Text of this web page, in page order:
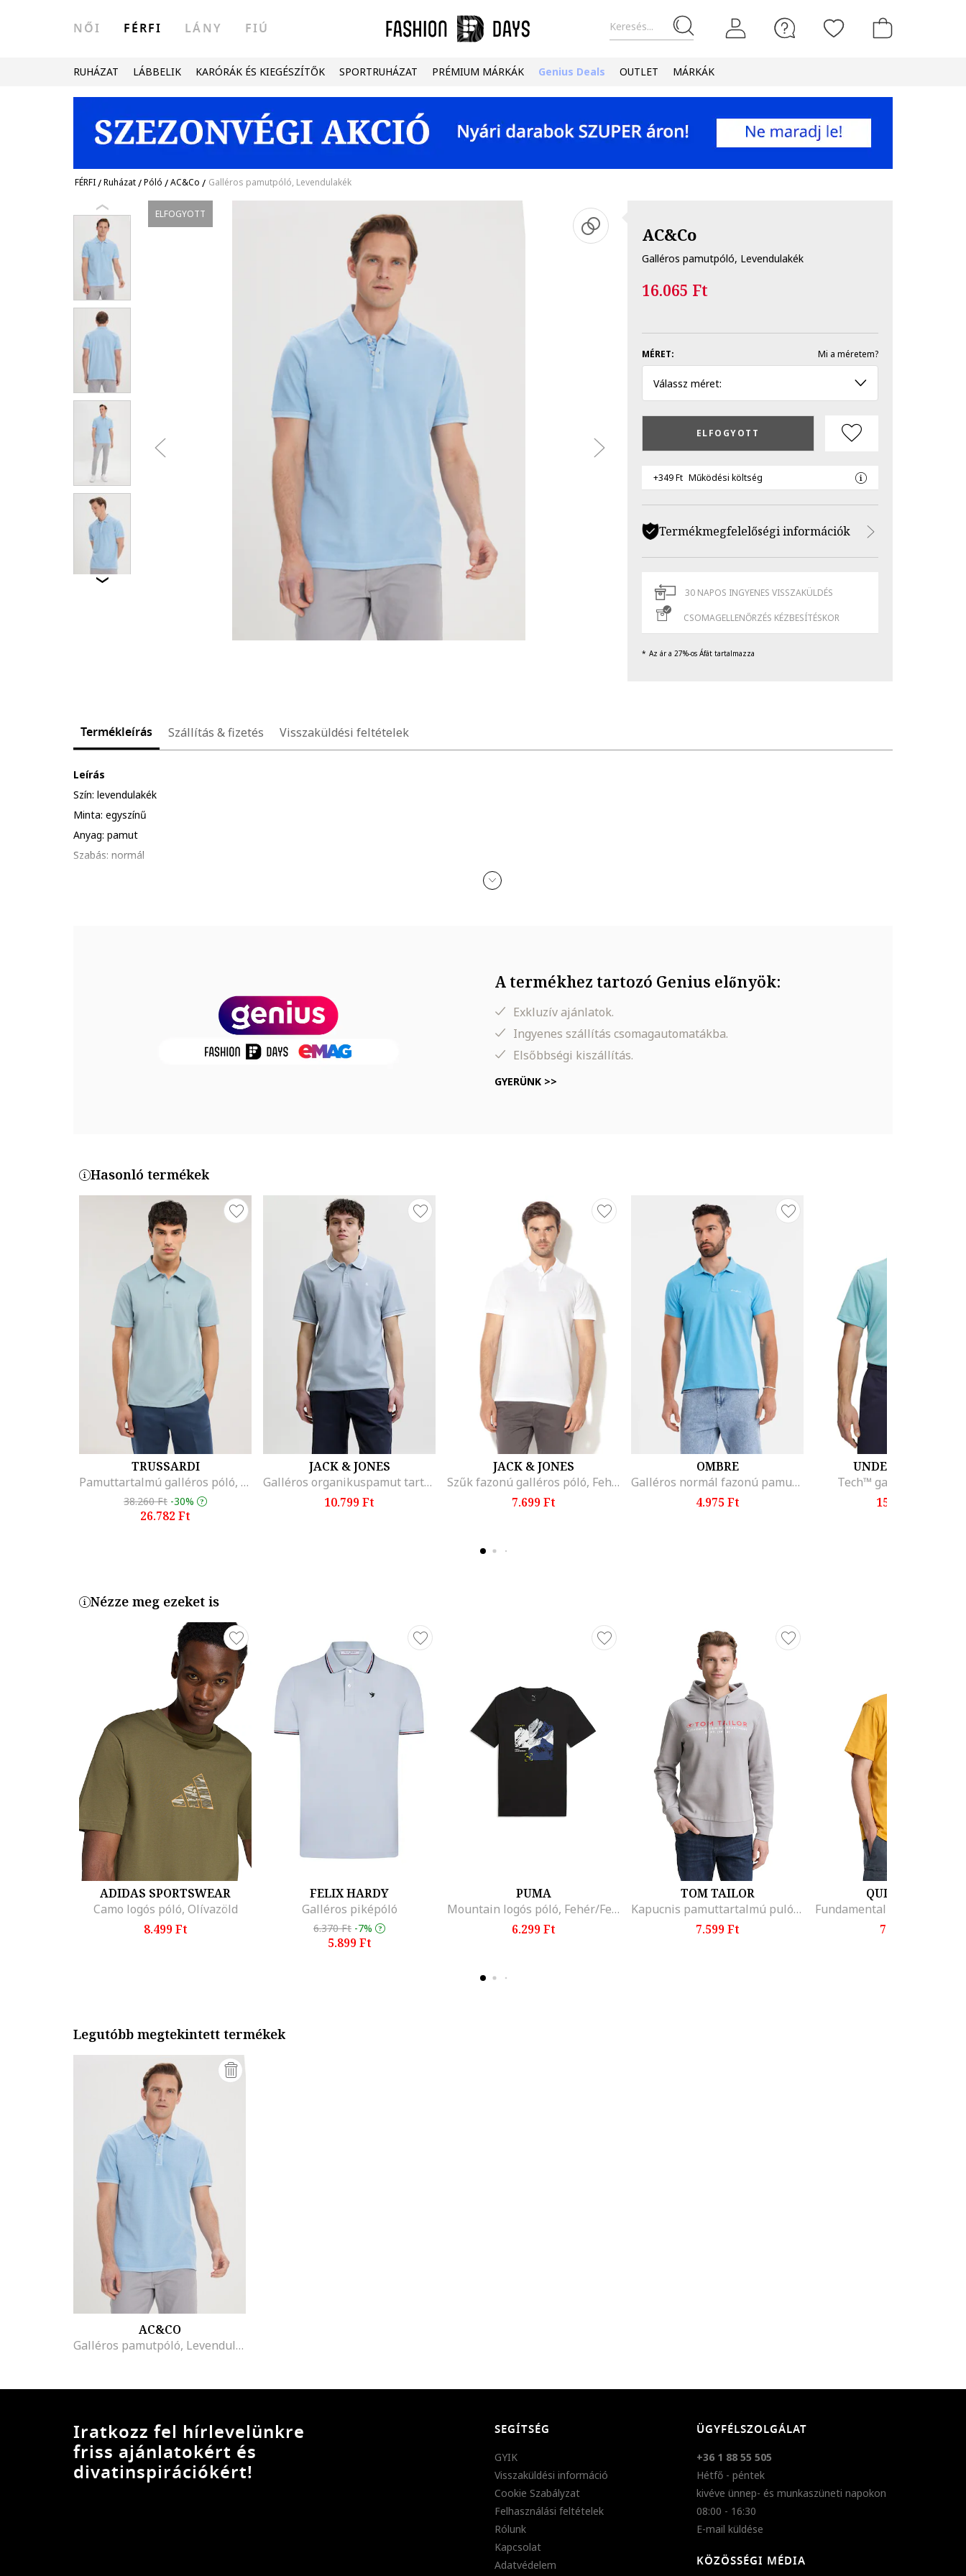
Keresés...
NŐI FÉRFI LÁNY FIÚ
RUHÁZAT LÁBBELIK KARÓRÁK ÉS KIEGÉSZÍTŐK SPORTRUHÁZAT PRÉMIUM MÁRKÁK Genius Deals OUTLET MÁRKÁK
FÉRFI/Ruházat/Póló /AC&Co / Galléros pamutpóló, Levendulakék
ELFOGYOTT
AC&Co
Galléros pamutpóló, Levendulakék
16.065 Ft
MÉRET: Mi a méretem?
Válassz méret:
ELFOGYOTT
+349 Ft Működési költség
Termékmegfelelőségi információk
30 NAPOS INGYENES VISSZAKÜLDÉS
CSOMAGELLENŐRZÉS KÉZBESÍTÉSKOR
Az ár a 27%-os Áfát tartalmazza
Termékleírás Szállítás & fizetés Visszaküldési feltételek
Leírás
Szín: levendulakék
Minta: egyszínű
Anyag: pamut
Szabás: normál
A termékhez tartozó Genius előnyök:
Exkluzív ajánlatok.
Ingyenes szállítás csomagautomatákba.
Elsőbbségi kiszállítás.
GYERÜNK >>
Hasonló termékek
TRUSSARDI
Pamuttartalmú galléros póló, Világoskék
38.260 Ft -30%
26.782 Ft
JACK & JONES
Galléros organikuspamut tartalmú piképóló, Pasztellkék
10.799 Ft
JACK & JONES
Szűk fazonú galléros póló, Fehér
7.699 Ft
OMBRE
Galléros normál fazonú pamutpóló, Világoskék
4.975 Ft
UNDER ARMOUR
Tech™ galléros golfpóló
15.399 Ft
Nézze meg ezeket is
ADIDAS SPORTSWEAR
Camo logós póló, Olívazöld
8.499 Ft
FELIX HARDY
Galléros piképóló
6.370 Ft -7%
5.899 Ft
PUMA
Mountain logós póló, Fehér/Fekete/Világosszürke/Sötétkék
6.299 Ft
TOM TAILOR
Kapucnis pamuttartalmú pulóver logómintával, Melange szürke
7.599 Ft
QUIKSILVER
7.399 Ft
Legutóbb megtekintett termékek
AC&CO
Galléros pamutpóló, Levendulakék
Iratkozz fel hírlevelünkre
friss ajánlatokért és
divatinspirációkért!
SEGÍTSÉG
GYIK
Visszaküldési információ
Cookie Szabályzat
Felhasználási feltételek
Rólunk
Kapcsolat
Adatvédelem
ÜGYFÉLSZOLGÁLAT
+36 1 88 55 505
Hétfő - péntek
kivéve ünnep- és munkaszüneti napokon
08:00 - 16:30
E-mail küldése
KÖZÖSSÉGI MÉDIA